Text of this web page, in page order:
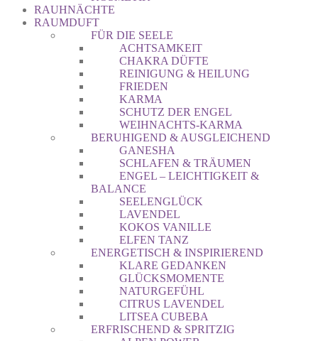
RAUHNÄCHTE
RAUMDUFT
FÜR DIE SEELE
ACHTSAMKEIT
CHAKRA DÜFTE
REINIGUNG & HEILUNG
FRIEDEN
KARMA
SCHUTZ DER ENGEL
WEIHNACHTS-KARMA
BERUHIGEND & AUSGLEICHEND
GANESHA
SCHLAFEN & TRÄUMEN
ENGEL – LEICHTIGKEIT &
BALANCE
SEELENGLÜCK
LAVENDEL
KOKOS VANILLE
ELFEN TANZ
ENERGETISCH & INSPIRIEREND
KLARE GEDANKEN
GLÜCKSMOMENTE
NATURGEFÜHL
CITRUS LAVENDEL
LITSEA CUBEBA
ERFRISCHEND & SPRITZIG